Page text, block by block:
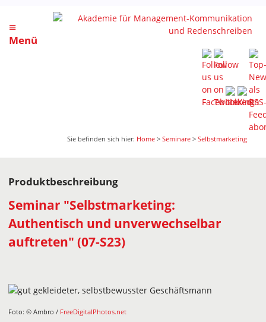
Sie befinden sich hier: Home> Seminare> Selbstmarketing
≡
Menü
Produktbeschreibung
Seminar "Selbstmarketing:
Authentisch und unverwechselbar
auftreten" (07-S23)
Foto: © Ambro / FreeDigitalPhotos.net